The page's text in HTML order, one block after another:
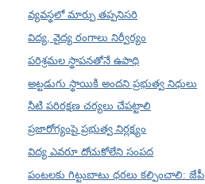
వ్యవస్థలో మార్పు తప్పనిసరి
విద్య, వైద్య రంగాలు నిర్వీర్యం
పరిశ్రమల స్థాపనతోనే ఉపాధి
అట్టడుగు స్థాయికి అందని ప్రభుత్వ నిధులు
నీటి పరిరక్షణ చర్యలు చేపట్టాలి
ప్రజారోగ్యంపై ప్రభుత్వ నిర్లక్ష్యం
విద్య ఎవరూ దోచుకోలేని సంపద
పంటలకు గిట్టుబాటు ధరలు కల్పించాలి: జేపీ